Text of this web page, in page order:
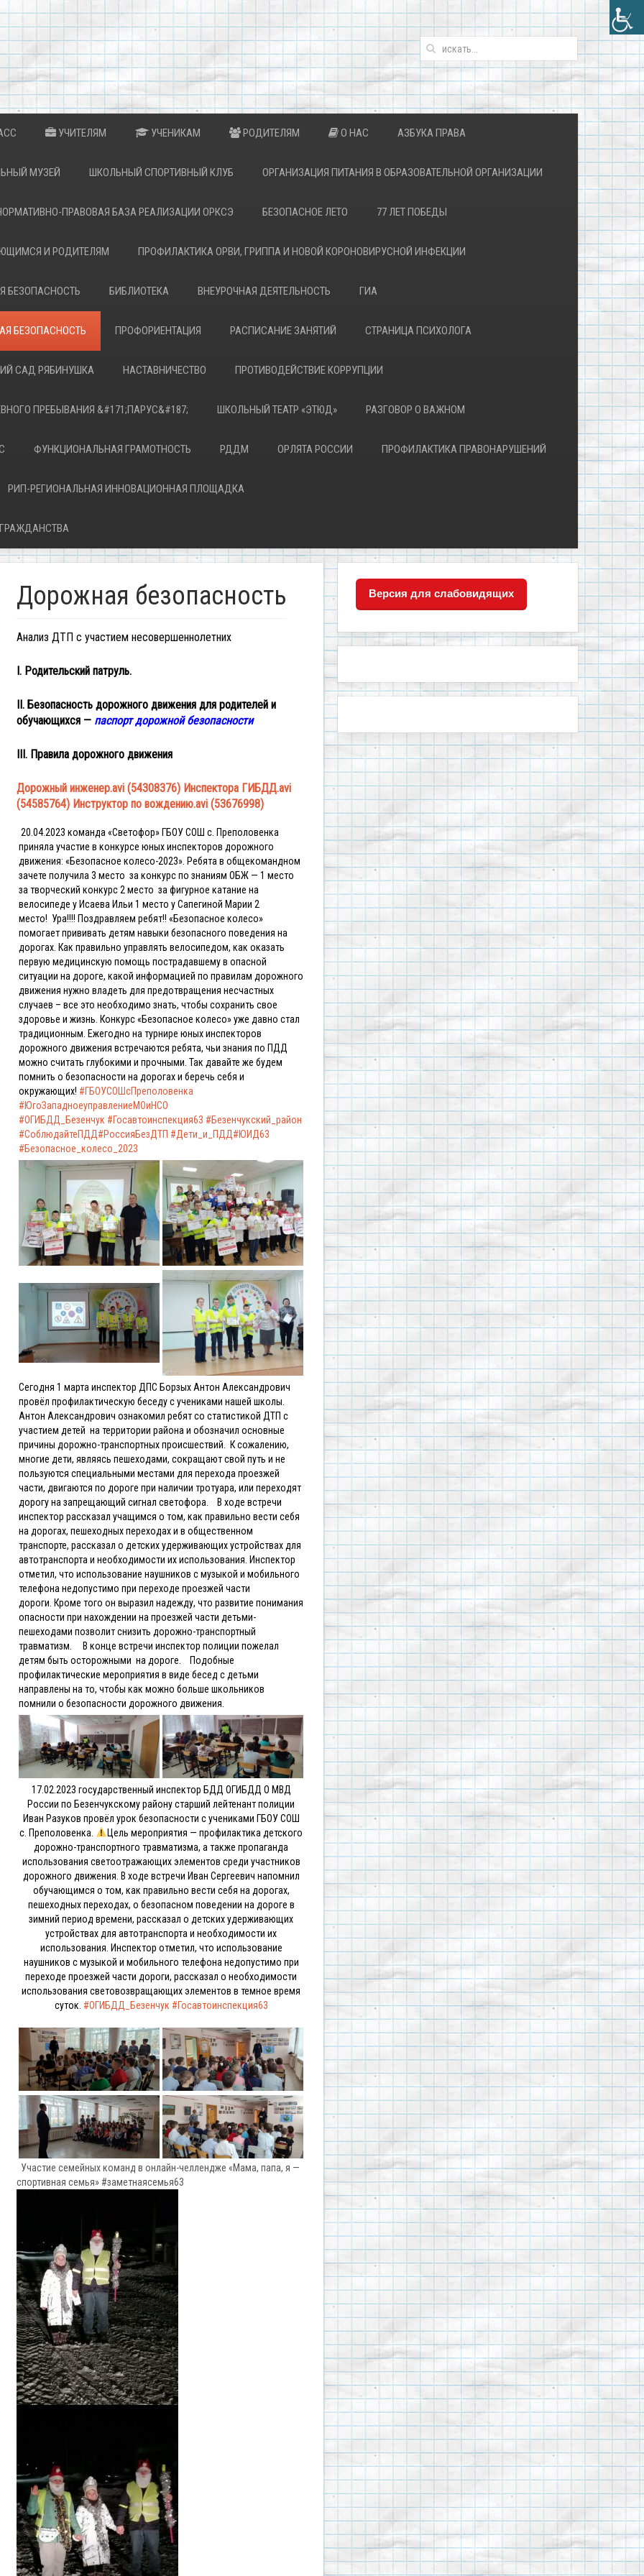
УЧИТЕЛЯМ УЧЕНИКАМ РОДИТЕЛЯМ О НАС АЗБУКА ПРАВА
МУЗЕЙ ШКОЛЬНЫЙ СПОРТИВНЫЙ КЛУБ ОРГАНИЗАЦИЯ ПИТАНИЯ В ОБРАЗОВАТЕЛЬНОЙ ОРГАНИЗАЦИИ
ПРАВОВАЯ БАЗА РЕАЛИЗАЦИИ ОРКСЭ БЕЗОПАСНОЕ ЛЕТО 77 ЛЕТ ПОБЕДЫ
И РОДИТЕЛЯМ ПРОФИЛАКТИКА ОРВИ, ГРИППА И НОВОЙ КОРОНОВИРУСНОЙ ИНФЕКЦИИ
БЕЗОПАСНОСТЬ БИБЛИОТЕКА ВНЕУРОЧНАЯ ДЕЯТЕЛЬНОСТЬ ГИА
БЕЗОПАСНОСТЬ ПРОФОРИЕНТАЦИЯ РАСПИСАНИЕ ЗАНЯТИЙ СТРАНИЦА ПСИХОЛОГА
САД РЯБИНУШКА НАСТАВНИЧЕСТВО ПРОТИВОДЕЙСТВИЕ КОРРУПЦИИ
ПРЕБЫВАНИЯ &#171;ПАРУС&#187; ШКОЛЬНЫЙ ТЕАТР «ЭТЮД» РАЗГОВОР О ВАЖНОМ
ФУНКЦИОНАЛЬНАЯ ГРАМОТНОСТЬ РДДМ ОРЛЯТА РОССИИ ПРОФИЛАКТИКА ПРАВОНАРУШЕНИЙ
РИП-РЕГИОНАЛЬНАЯ ИННОВАЦИОННАЯ ПЛОЩАДКА
Дорожная безопасность
Анализ ДТП с участием несовершеннолетних
I. Родительский патруль.
II. Безопасность дорожного движения для родителей и
обучающихся — паспорт дорожной безопасности
III. Правила дорожного движения
Дорожный инжeнер.avi (54308376) Инспектора ГИБДД.avi
(54585764) Инструктор по вождению.avi (53676998)
20.04.2023 команда «Светофор» ГБОУ СОШ с. Преполовенка
приняла участие в конкурсе юных инспекторов дорожного
движения: «Безопасное колесо-2023». Ребята в общекомандном
зачете получила 3 место за конкурс по знаниям ОБЖ — 1 место
за творческий конкурс 2 место за фигурное катание на
велосипеде у Исаева Ильи 1 место у Сапегиной Марии 2
место! Ура!!!! Поздравляем ребят!! «Безопасное колесо»
помогает прививать детям навыки безопасного поведения на
дорогах. Как правильно управлять велосипедом, как оказать
первую медицинскую помощь пострадавшему в опасной
ситуации на дороге, какой информацией по правилам дорожного
движения нужно владеть для предотвращения несчастных
случаев – все это необходимо знать, чтобы сохранить свое
здоровье и жизнь. Конкурс «Безопасное колесо» уже давно стал
традиционным. Ежегодно на турнире юных инспекторов
дорожного движения встречаются ребята, чьи знания по ПДД
можно считать глубокими и прочными. Так давайте же будем
помнить о безопасности на дорогах и беречь себя и
окружающих! #ГБОУСОШсПреполовенка
#ЮгоЗападноеуправлениеМОиНСО
#ОГИБДД_Безенчук #Госавтоинспекция63 #Безенчукский_район
#СоблюдайтеПДД #РоссияБезДТП #Дети_и_ПДД #ЮИД63
#Безопасное_колесо_2023
Сегодня 1 марта инспектор ДПС Борзых Антон Александрович
провёл профилактическую беседу с учениками нашей школы.
Антон Александрович ознакомил ребят со статистикой ДТП с
участием детей на территории района и обозначил основные
причины дорожно-транспортных происшествий. К сожалению,
многие дети, являясь пешеходами, сокращают свой путь и не
пользуются специальными местами для перехода проезжей
части, двигаются по дороге при наличии тротуара, или переходят
дорогу на запрещающий сигнал светофора.
В ходе встречи
инспектор рассказал учащимся о том, как правильно вести себя
на дорогах, пешеходных переходах и в общественном
транспорте, рассказал о детских удерживающих устройствах для
автотранспорта и необходимости их использования. Инспектор
отметил, что использование наушников с музыкой и мобильного
телефона недопустимо при переходе проезжей части
дороги. Кроме того он выразил надежду, что развитие понимания
опасности при нахождении на проезжей части детьми-
пешеходами позволит снизить дорожно-транспортный
травматизм.
В конце встречи инспектор полиции пожелал
детям быть осторожными на дороге.
Подобные
профилактические мероприятия в виде бесед с детьми
направлены на то, чтобы как можно больше школьников
помнили о безопасности дорожного движения.
17.02.2023 государственный инспектор БДД ОГИБДД О МВД
России по Безенчукскому району старший лейтенант полиции
Иван Разуков провëл урок безопасности с учениками ГБОУ СОШ
с. Преполовенка.
Цель мероприятия — профилактика детского
дорожно-транспортного травматизма, а также пропаганда
использования светоотражающих элементов среди участников
дорожного движения. В ходе встречи Иван Сергеевич напомнил
обучающимся о том, как правильно вести себя на дорогах,
пешеходных переходах, о безопасном поведении на дороге в
зимний период времени, рассказал о детских удерживающих
устройствах для автотранспорта и необходимости их
использования. Инспектор отметил, что использование
наушников с музыкой и мобильного телефона недопустимо при
переходе проезжей части дороги, рассказал о необходимости
использования световозвращающих элементов в темное время
суток. #ОГИБДД_Безенчук #Госавтоинспекция63
Участие семейных команд в онлайн-челлендже «Мама, папа, я —
спортивная семья» #заметнаясемья63
Версия для слабовидящих